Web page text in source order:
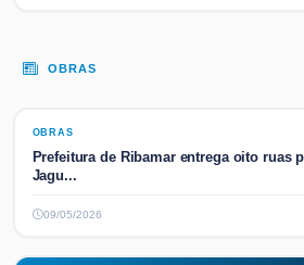
OBRAS
OBRAS
OBRAS
Prefeitura de Ribamar entrega oito ruas
Jagu...
09/05/2026